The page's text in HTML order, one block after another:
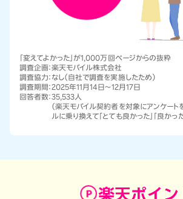
「変えてよかった」が1,000万回ページからの抜粋
調査企画：楽天モバイル株式会社
調査協力： なし（自社で調査を実施したため）
調査期間：2025年11月14日～12月17日
回答者数：35,533人
（楽天モバイル契約者を対象にアンケート
ルに乗り換えて「とても良かった」「良かっ